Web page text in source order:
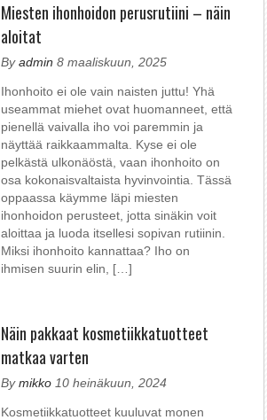
Miesten ihonhoidon perusrutiini – näin
aloitat
Byadmin 8 maaliskuun, 2025
Ihonhoito ei ole vain naisten juttu! Yhä
useammat miehet ovat huomanneet, että
pienellä vaivalla iho voi paremmin ja
näyttää raikkaammalta. Kyse ei ole
pelkästä ulkonäöstä, vaan ihonhoito on
osa kokonaisvaltaista hyvinvointia. Tässä
oppaassa käymme läpi miesten
ihonhoidon perusteet, jotta sinäkin voit
aloittaa ja luoda itsellesi sopivan rutiinin.
Miksi ihonhoito kannattaa? Iho on
ihmisen suurin elin, […]
Näin pakkaat kosmetiikkatuotteet
matkaa varten
Bymikko 10 heinäkuun, 2024
Kosmetiikkatuotteet kuuluvat monen